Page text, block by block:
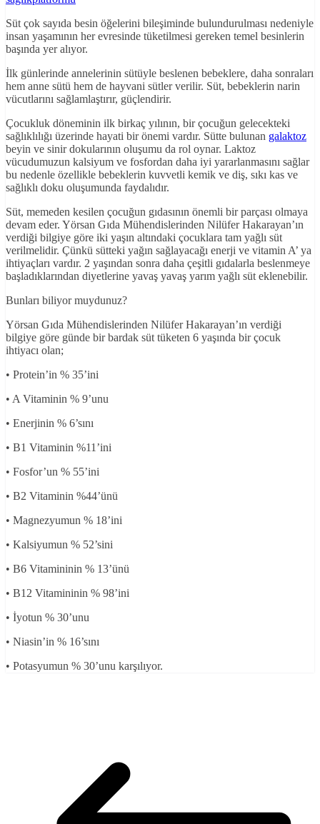
Süt çok sayıda besin öğelerini bileşiminde bulundurulması nedeniyle
insan yaşamının her evresinde tüketilmesi gereken temel besinlerin
başında yer alıyor.
İlk günlerinde annelerinin sütüyle beslenen bebeklere, daha sonraları
hem anne sütü hem de hayvani sütler verilir. Süt, bebeklerin narin
vücutlarını sağlamlaştırır, güçlendirir.
Çocukluk döneminin ilk birkaç yılının, bir çocuğun gelecekteki
sağlıklılığı üzerinde hayati bir önemi vardır. Sütte bulunan galaktoz
beyin ve sinir dokularının oluşumu da rol oynar. Laktoz
vücudumuzun kalsiyum ve fosfordan daha iyi yararlanmasını sağlar
bu nedenle özellikle bebeklerin kuvvetli kemik ve diş, sıkı kas ve
sağlıklı doku oluşumunda faydalıdır.
Süt, memeden kesilen çocuğun gıdasının önemli bir parçası olmaya
devam eder. Yörsan Gıda Mühendislerinden Nilüfer Hakarayan’ın
verdiği bilgiye göre iki yaşın altındaki çocuklara tam yağlı süt
verilmelidir. Çünkü sütteki yağın sağlayacağı enerji ve vitamin A’ ya
ihtiyaçları vardır. 2 yaşından sonra daha çeşitli gıdalarla beslenmeye
başladıklarından diyetlerine yavaş yavaş yarım yağlı süt eklenebilir.
Bunları biliyor muydunuz?
Yörsan Gıda Mühendislerinden Nilüfer Hakarayan’ın verdiği
bilgiye göre günde bir bardak süt tüketen 6 yaşında bir çocuk
ihtiyacı olan;
• Protein’in % 35’ini
• A Vitaminin % 9’unu
• Enerjinin % 6’sını
• B1 Vitaminin %11’ini
• Fosfor’un % 55’ini
• B2 Vitaminin %44’ünü
• Magnezyumun % 18’ini
• Kalsiyumun % 52’sini
• B6 Vitamininin % 13’ünü
• B12 Vitamininin % 98’ini
• İyotun % 30’unu
• Niasin’in % 16’sını
• Potasyumun % 30’unu karşılıyor.